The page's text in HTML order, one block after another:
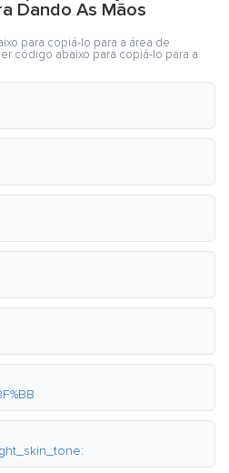
Dando As Mãos
para copiá-lo para a área de
código abaixo para copiá-lo para a